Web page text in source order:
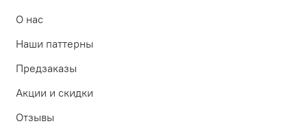
О нас
Наши паттерны
Предзаказы
Акции и скидки
Отзывы